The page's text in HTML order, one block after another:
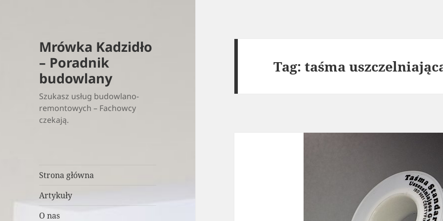
Mrówka Kadzidło
– Poradnik
budowlany
Szukasz usług budowlano-
remontowych – Fachowcy
czekają.
Strona główna
Artykuły
O nas
Tag:taśma